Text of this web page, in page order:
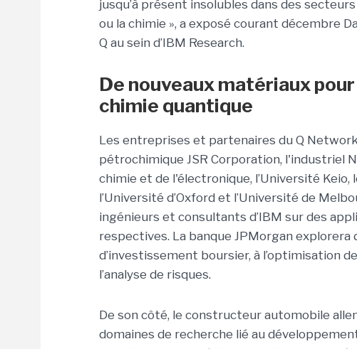
jusqu’à présent insolubles dans des
ou la chimie », a exposé courant décembre
Q au sein d’IBM Research.
De nouveaux matériaux
chimie quantique
Les entreprises et partenaires du Q
pétrochimique JSR Corporation, l'industriel
chimie et de l'électronique, l’Université Keio,
l’Université d’Oxford et l’Université de
ingénieurs et consultants d’IBM sur des
respectives. La banque JPMorgan explorera
d’investissement boursier, à l’optimisation
l’analyse de risques.
De son côté, le constructeur automobile
domaines de recherche lié au